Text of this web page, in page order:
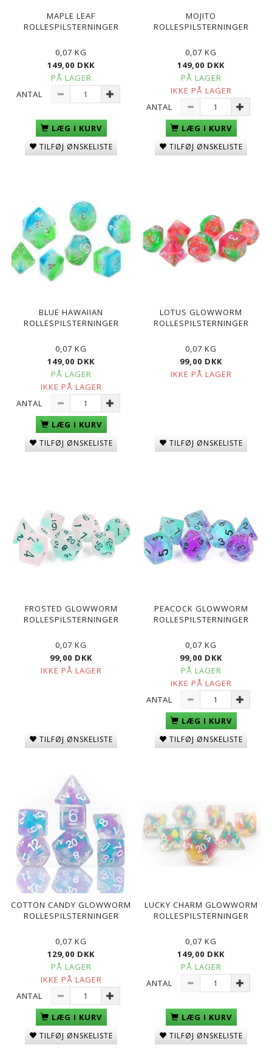
MAPLE LEAF
ROLLESPILSTERNINGER
0,07 KG
149,00 DKK
PÅ LAGER
ANTAL
LÆG I KURV
TILFØJ ØNSKELISTE
MOJITO
ROLLESPILSTERNINGER
0,07 KG
149,00 DKK
PÅ LAGER
IKKE PÅ LAGER
ANTAL
LÆG I KURV
TILFØJ ØNSKELISTE
BLUE HAWAIIAN
ROLLESPILSTERNINGER
0,07 KG
149,00 DKK
PÅ LAGER
IKKE PÅ LAGER
ANTAL
LÆG I KURV
TILFØJ ØNSKELISTE
LOTUS GLOWWORM
ROLLESPILSTERNINGER
0,07 KG
99,00 DKK
IKKE PÅ LAGER
TILFØJ ØNSKELISTE
FROSTED GLOWWORM
ROLLESPILSTERNINGER
0,07 KG
99,00 DKK
IKKE PÅ LAGER
TILFØJ ØNSKELISTE
PEACOCK GLOWWORM
ROLLESPILSTERNINGER
0,07 KG
99,00 DKK
PÅ LAGER
IKKE PÅ LAGER
ANTAL
LÆG I KURV
TILFØJ ØNSKELISTE
COTTON CANDY GLOWWORM
ROLLESPILSTERNINGER
0,07 KG
129,00 DKK
PÅ LAGER
IKKE PÅ LAGER
ANTAL
LÆG I KURV
TILFØJ ØNSKELISTE
LUCKY CHARM GLOWWORM
ROLLESPILSTERNINGER
0,07 KG
149,00 DKK
PÅ LAGER
ANTAL
LÆG I KURV
TILFØJ ØNSKELISTE